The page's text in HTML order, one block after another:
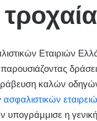
Εταιριών
καλών
ασφαλιστικών
η